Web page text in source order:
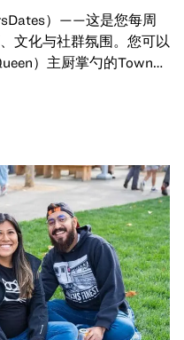
）——这是您每周
文化与社群氛围。您可以
）主厨掌勺的Town
，那里将呈现快闪表演、